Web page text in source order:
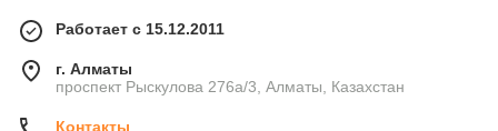
Работает с 15.12.2011
г. Алматы
проспект Рыскулова 276а/3, Алматы, Казахстан
Контакты